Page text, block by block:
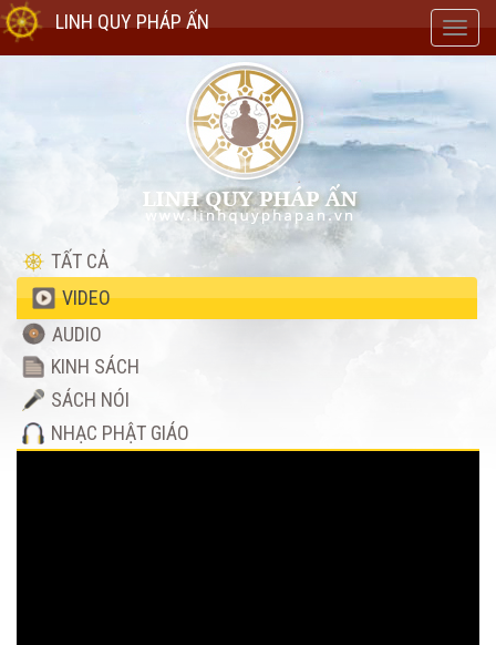
LINH QUY PHÁP ẤN
TẤT CẢ
VIDEO
AUDIO
KINH SÁCH
SÁCH NÓI
NHẠC PHẬT GIÁO